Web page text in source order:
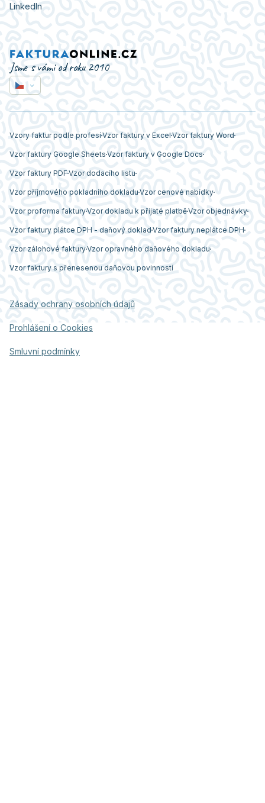
LinkedIn
Jsme s vámi od roku 2010
Vzory faktur podle profesíVzor faktury v Excel Vzor faktury Word
Vzor faktury Google Sheets Vzor faktury v Google Docs
Vzor faktury PDFVzor dodacího listu
Vzor příjmového pokladního dokladu Vzor cenové nabídky
Vzor proforma fakturyVzor dokladu k přijaté platběVzor objednávky
Vzor faktury plátce DPH - daňový doklad Vzor faktury neplátce DPH
Vzor zálohové fakturyVzor opravného daňového dokladu
Vzor faktury s přenesenou daňovou povinností
Zásady ochrany osobních údajů
Prohlášení o Cookies
Smluvní podmínky